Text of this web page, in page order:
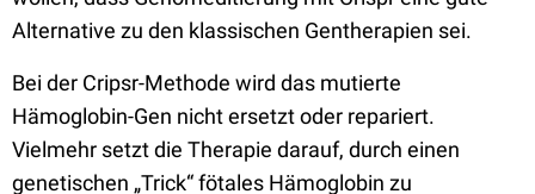
Alternative zu den klassischen Gentherapien sei.
Bei der Cripsr-Methode wird das mutierte
Hämoglobin-Gen nicht ersetzt oder repariert.
Vielmehr setzt die Therapie darauf, durch einen
genetischen „Trick“ fötales Hämoglobin zu